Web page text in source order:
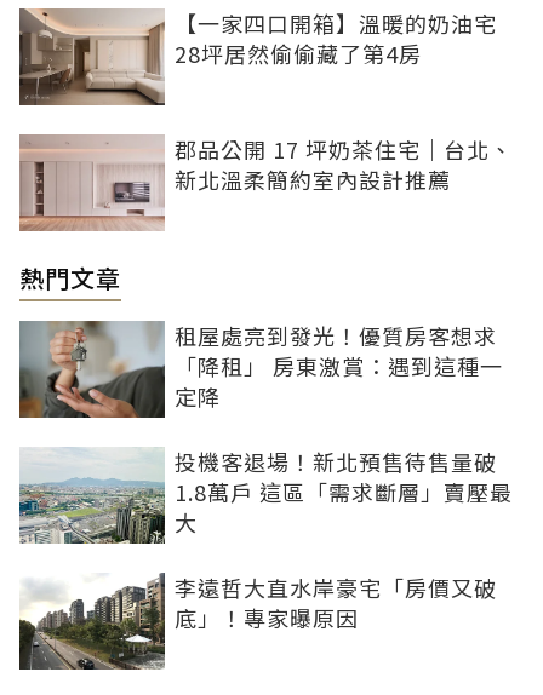
【一家四口開箱】溫暖的奶油宅
28坪居然偷偷藏了第4房
郡品公開 17 坪奶茶住宅｜台北、
新北溫柔簡約室內設計推薦
熱門文章
租屋處亮到發光！優質房客想求
「降租」 房東激賞：遇到這種一
定降
投機客退場！新北預售待售量破
1.8萬戶 這區「需求斷層」賣壓最
大
李遠哲大直水岸豪宅「房價又破
底」！專家曝原因